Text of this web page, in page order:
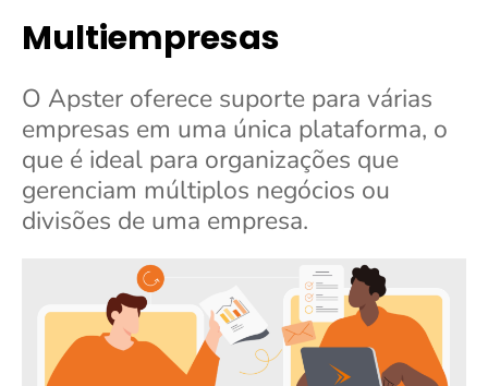
Multiempresas
O Apster oferece suporte para várias
empresas em uma única plataforma, o
que é ideal para organizações que
gerenciam múltiplos negócios ou
divisões de uma empresa.